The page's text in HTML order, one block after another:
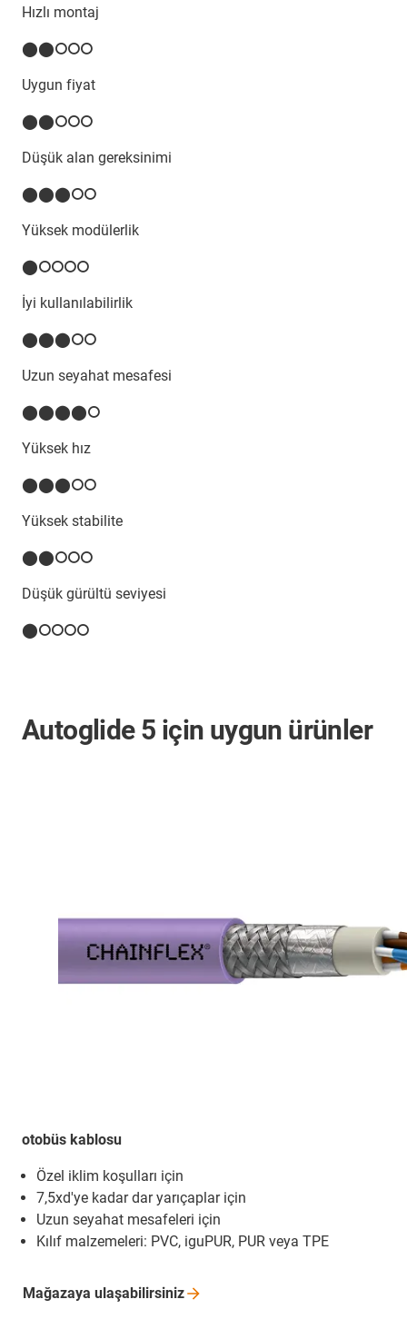
Hızlı montaj
⬤⬤⭘⭘⭘
Uygun fiyat
⬤⬤⭘⭘⭘
Düşük alan gereksinimi
⬤⬤⬤⭘⭘
Yüksek modülerlik
⬤⭘⭘⭘⭘
İyi kullanılabilirlik
⬤⬤⬤⭘⭘
Uzun seyahat mesafesi
⬤⬤⬤⬤⭘
Yüksek hız
⬤⬤⬤⭘⭘
Yüksek stabilite
⬤⬤⭘⭘⭘
Düşük gürültü seviyesi
⬤⭘⭘⭘⭘
Autoglide 5 için uygun ürünler
otobüs kablosu
Özel iklim koşulları için
7,5xd'ye kadar dar yarıçaplar için
Uzun seyahat mesafeleri için
Kılıf malzemeleri: PVC, iguPUR, PUR veya TPE
Mağazaya ulaşabilirsiniz